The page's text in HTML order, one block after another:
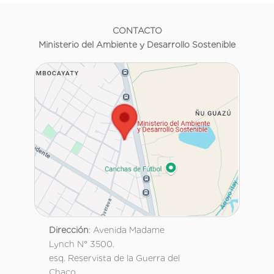
CONTACTO
Ministerio del Ambiente y Desarrollo Sostenible
Dirección: Avenida Madame
Lynch N° 3500.
esq. Reservista de la Guerra del
Chaco.